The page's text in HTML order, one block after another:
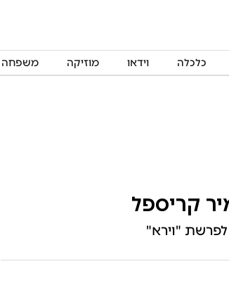
כלכלה וידאו מוזיקה משפחה
קריספל
"וירא"